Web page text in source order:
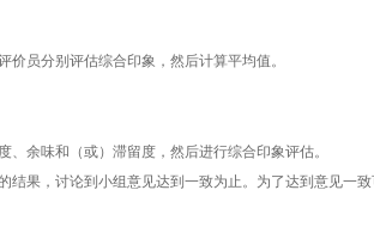
员分别评估综合印象，然后计算平均值。
余味和（或）滞留度，然后进行综合印象评估。
，讨论到小组意见达到一致为止。为了达到意见一致